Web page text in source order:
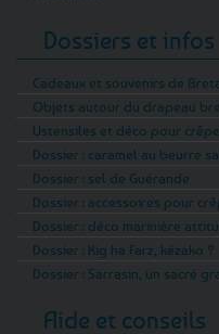
Dossiers et infos
Cadeaux et souvenirs de
Objets autour du drapeau
Ustensiles et déco pour
Dossier : caramel au beurre
Dossier : sel de Guérande
Dossier : accessoires pour
Dossier : déco marinière
Dossier : Kig ha Farz, kézako ?
Dossier : Sarrasin, un sacré
Aide et conseils